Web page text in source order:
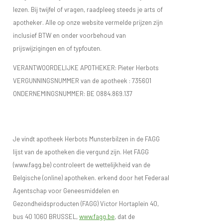
lezen. Bij twijfel of vragen, raadpleeg steeds je arts of
apotheker. Alle op onze website vermelde prijzen zijn
inclusief BTW en onder voorbehoud van
prijswijzigingen en of typfouten.
VERANTWOORDELIJKE APOTHEKER: Pieter Herbots
VERGUNNINGSNUMMER van de apotheek : 735601
ONDERNEMINGSNUMMER: BE 0884.869.137
Je vindt apotheek Herbots Munsterbilzen in de FAGG
lijst van de apotheken die vergund zijn. Het FAGG
(www.fagg.be) controleert de wettelijkheid van de
Belgische (online) apotheken. erkend door het Federaal
Agentschap voor Geneesmiddelen en
Gezondheidsproducten (FAGG) Victor Hortaplein 40,
bus 40 1060 BRUSSEL,www.fagg.be, dat de